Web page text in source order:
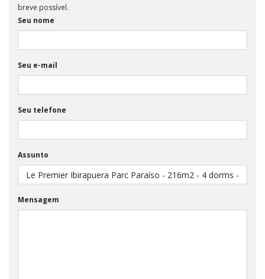
breve possível.
Seu nome
Seu e-mail
Seu telefone
Assunto
Mensagem